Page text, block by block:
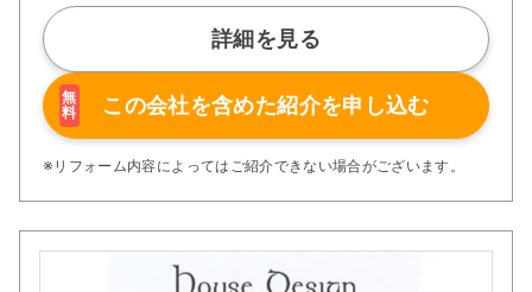
詳細を見る
無
料
この会社を含めた紹介を申し込む
※リフォーム内容によってはご紹介できない場合がございます。